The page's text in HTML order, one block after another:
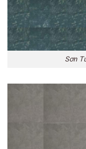
Sơn